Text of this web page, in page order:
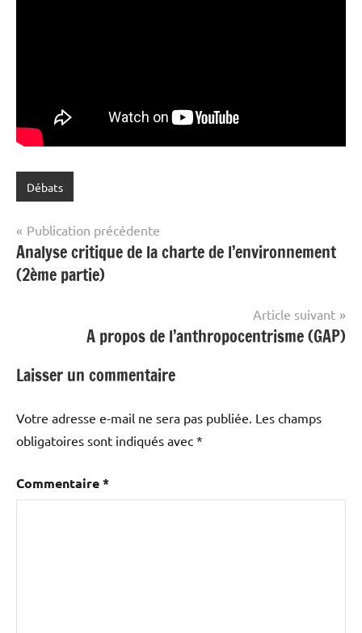
Débats
Navigation
de
l’article
Publication précédente
Analyse critique de la charte de l’environnement
(2ème partie)
Article suivant
A propos de l’anthropocentrisme (GAP)
Laisser un commentaire
Votre adresse e-mail ne sera pas publiée. Les champs
obligatoires sont indiqués avec *
Commentaire*